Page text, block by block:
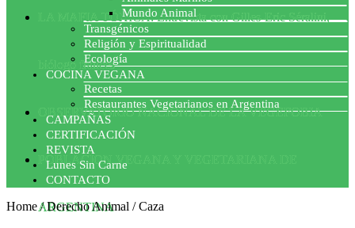
LA MAFIA TÓXICA: Entrevista con Gilles-Eric Séralini,
biólogo francés
OBSERVATORIO NACIONAL DE LA VEGEFOBIA
POBLACION VEGANA Y VEGETARIANA DE
ARGENTINA
Mundo Animal
Transgénicos
Religión y Espiritualidad
Ecología
COCINA VEGANA
Recetas
Restaurantes Vegetarianos en Argentina
CAMPAÑAS
CERTIFICACIÓN
REVISTA
Lunes Sin Carne
CONTACTO
Home/Derecho Animal /Caza